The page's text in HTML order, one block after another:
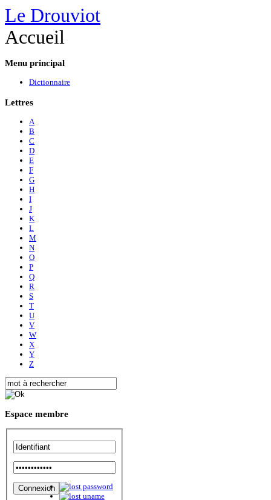
Le Drouviot
Accueil
Menu principal
Dictionnaire
Lettres
A
B
C
D
E
F
G
H
I
J
K
L
M
N
O
P
Q
R
S
T
U
V
W
X
Y
Z
Espace membre